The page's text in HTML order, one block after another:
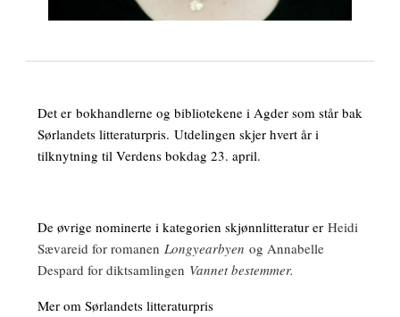
Det er bokhandlerne og bibliotekene i Agder som står bak
Sørlandets litteraturpris. Utdelingen skjer hvert år i
tilknytning til Verdens bokdag 23. april.
De øvrige nominerte i kategorien skjønnlitteratur er Heidi
Sævareid for romanen Longyearbyen og Annabelle
Despard for diktsamlingen Vannet bestemmer.
Mer om Sørlandets litteraturpris